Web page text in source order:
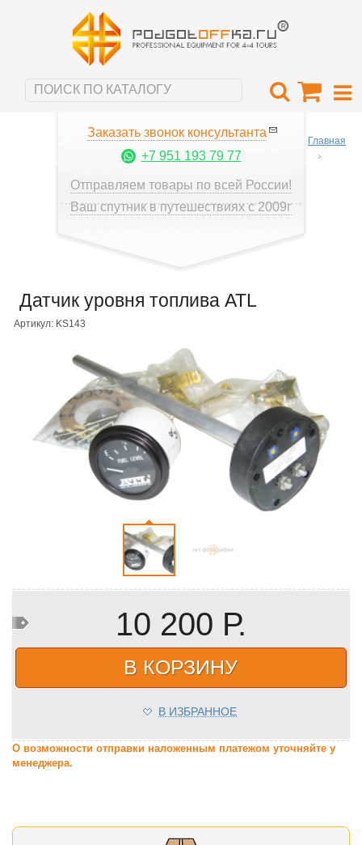
Заказать звонок консультанта
+7 951 193 79 77
Отправляем товары по всей России!
Ваш спутник в путешествиях с 2009г
Главная
Датчик уровня топлива ATL
Артикул: KS143
10 200 Р.
В КОРЗИНУ
В ИЗБРАННОЕ
О возможности отправки наложенным платежом уточняйте у
менеджера.